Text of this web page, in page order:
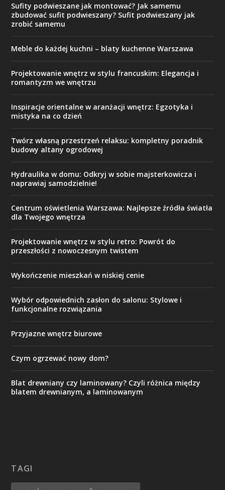
Sufity podwieszane jak montować? Jak samemu
zbudować sufit podwieszany? Sufit podwieszany jak
zrobić samemu
Meble do każdej kuchni – blaty kuchenne Warszawa
Projektowanie wnętrz w stylu francuskim: Elegancja i
romantyzm we wnętrzu
Inspiracje orientalne w aranżacji wnętrz: Egzotyka i
mistyka na co dzień
Twórz własną przestrzeń relaksu: kompletny poradnik
budowy altany ogrodowej
Hydraulika w domu: Odkryj w sobie majsterkowicza i
naprawiaj samodzielnie!
Centrum oświetlenia Warszawa: Najlepsze źródła światła
dla Twojego wnętrza
Projektowanie wnętrz w stylu retro: Powrót do
przeszłości z nowoczesnym twistem
Wykończenie mieszkań w niskiej cenie
Wybór odpowiednich zasłon do salonu: Stylowe i
funkcjonalne rozwiązania
Przyjazne wnętrz biurowe
Czym ogrzewać nowy dom?
Blat drewniany czy laminowany? Czyli różnica między
blatem drewnianym, a laminowanym
TAGI